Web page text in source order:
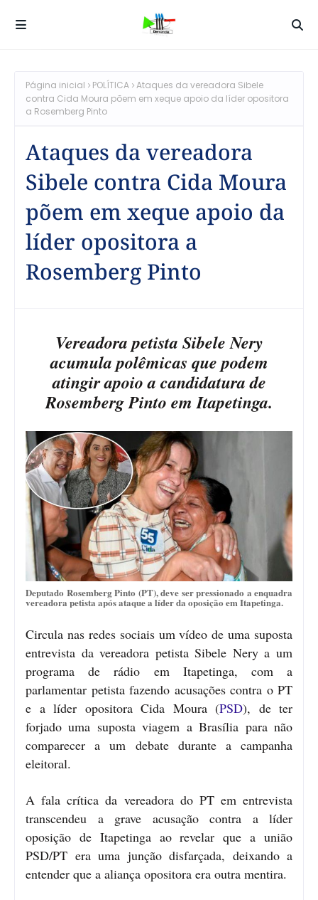
Página inicial POLÍTICA Ataques da vereadora Sibele
contra Cida Moura põem em xeque apoio da líder opositora
a Rosemberg Pinto
Ataques da vereadora
Sibele contra Cida Moura
põem em xeque apoio da
líder opositora a
Rosemberg Pinto
Vereadora petista Sibele Nery
acumula polêmicas que podem
atingir apoio a candidatura de
Rosemberg Pinto em Itapetinga.
Deputado Rosemberg Pinto (PT), deve ser pressionado a enquadra
vereadora petista após ataque a líder da oposição em Itapetinga.
Circula nas redes sociais um vídeo de uma suposta
entrevista da vereadora petista Sibele Nery a um
programa de rádio em Itapetinga, com a
parlamentar petista fazendo acusações contra o PT
e a líder opositora Cida Moura (PSD), de ter
forjado uma suposta viagem a Brasília para não
comparecer a um debate durante a campanha
eleitoral.
A fala crítica da vereadora do PT em entrevista
transcendeu a grave acusação contra a líder
oposição de Itapetinga ao revelar que a união
PSD/PT era uma junção disfarçada, deixando a
entender que a aliança opositora era outra mentira.